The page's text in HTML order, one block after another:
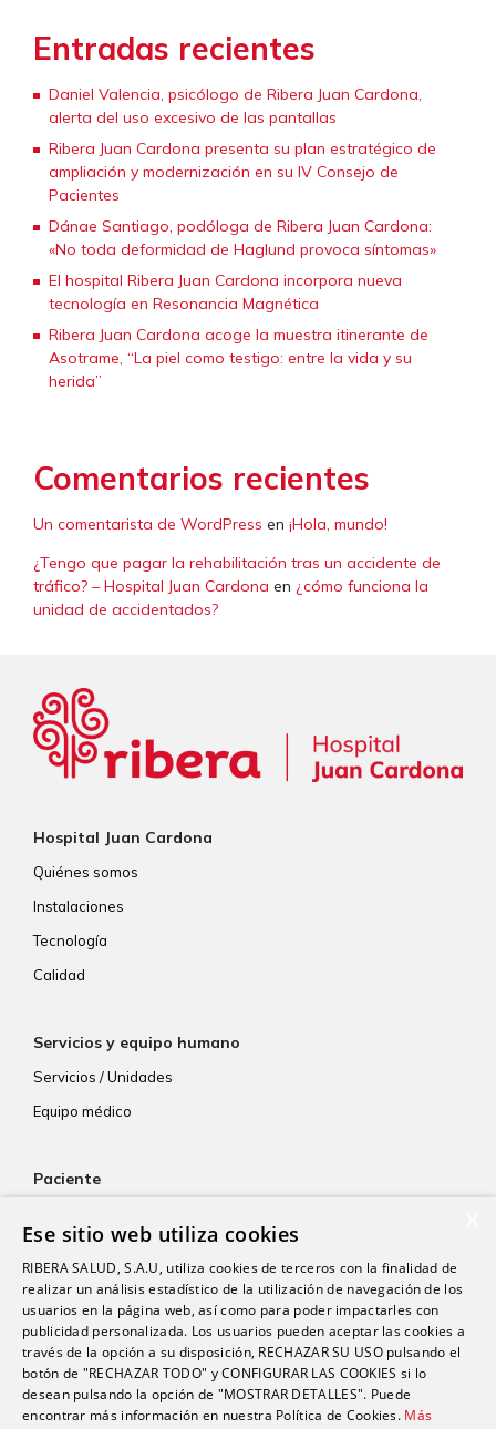
Entradas recientes
Daniel Valencia, psicólogo de Ribera Juan Cardona,
alerta del uso excesivo de las pantallas
Ribera Juan Cardona presenta su plan estratégico de
ampliación y modernización en su IV Consejo de
Pacientes
Dánae Santiago, podóloga de Ribera Juan Cardona:
«No toda deformidad de Haglund provoca síntomas»
El hospital Ribera Juan Cardona incorpora nueva
tecnología en Resonancia Magnética
Ribera Juan Cardona acoge la muestra itinerante de
Asotrame, “La piel como testigo: entre la vida y su
herida”
Comentarios recientes
Un comentarista de WordPress en ¡Hola, mundo!
¿Tengo que pagar la rehabilitación tras un accidente de
tráfico? – Hospital Juan Cardona en ¿cómo funciona la
unidad de accidentados?
Hospital Juan Cardona
Quiénes somos
Instalaciones
Tecnología
Calidad
Servicios y equipo humano
Servicios / Unidades
Equipo médico
Paciente
Aseguradoras
Resultados de laboratorio
Consentimiento informado
Paciente internacional
Actualidad
Ese sitio web utiliza cookies
RIBERA SALUD, S.A.U, utiliza cookies de terceros con la finalidad de
realizar un análisis estadístico de la utilización de navegación de los
usuarios en la página web, así como para poder impactarles con
publicidad personalizada. Los usuarios pueden aceptar las cookies a
través de la opción a su disposición, RECHAZAR SU USO pulsando el
botón de "RECHAZAR TODO" y CONFIGURAR LAS COOKIES si lo
desean pulsando la opción de "MOSTRAR DETALLES". Puede
encontrar más información en nuestra Política de Cookies. Más